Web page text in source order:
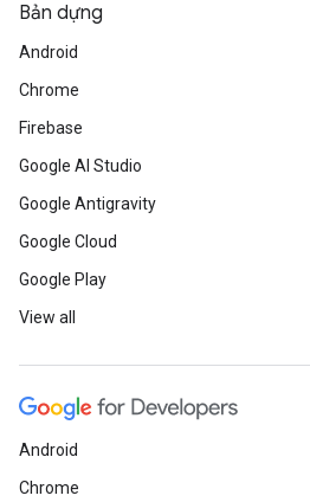
Bản dựng
Android
Chrome
Firebase
Google AI Studio
Google Antigravity
Google Cloud
Google Play
View all
Android
Chrome